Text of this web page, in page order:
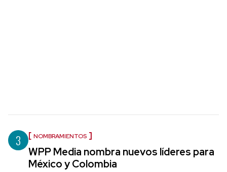
3 NOMBRAMIENTOS
WPP Media nombra nuevos líderes para
México y Colombia